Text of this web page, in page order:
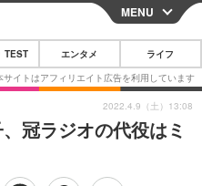
CLOSE
スマートフォン
MENU
TEST エンタメ ライフ
冠ラジオの代役はミ
2022.4.9（土）13:08